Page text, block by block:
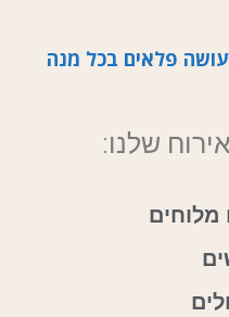
פלאים בכל מנה
שלנו:
מלוחים